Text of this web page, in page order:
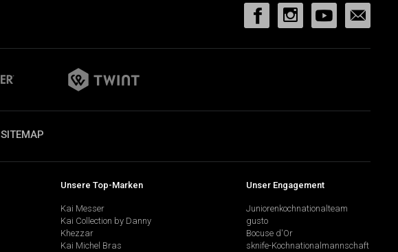
SITEMAP
Unsere Top-Marken
Kai Messer
Kai Collection by Danny
Khezzar
Kai Michel Bras
Unser Engagement
Juniorenkochnationalteam
gusto
Bocuse d'Or
sknife-Kochnationalmannschaft